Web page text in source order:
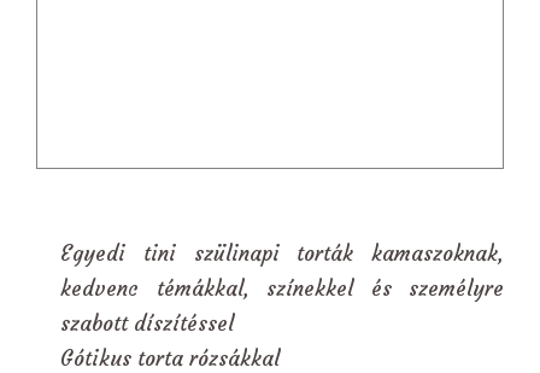
Egyedi tini szülinapi torták kamaszoknak,
kedvenc témákkal, színekkel és személyre
szabott díszítéssel
Gótikus torta rózsákkal